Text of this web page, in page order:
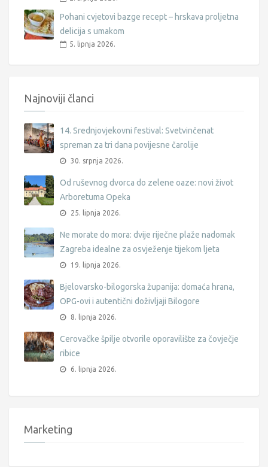
Pohani cvjetovi bazge recept – hrskava proljetna
delicija s umakom
5. lipnja 2026.
Najnoviji članci
14. Srednjovjekovni festival: Svetvinčenat
spreman za tri dana povijesne čarolije
30. srpnja 2026.
Od ruševnog dvorca do zelene oaze: novi život
Arboretuma Opeka
25. lipnja 2026.
Ne morate do mora: dvije riječne plaže nadomak
Zagreba idealne za osvježenje tijekom ljeta
19. lipnja 2026.
Bjelovarsko-bilogorska županija: domaća hrana,
OPG-ovi i autentični doživljaji Bilogore
8. lipnja 2026.
Cerovačke špilje otvorile oporavilište za čovječje
ribice
6. lipnja 2026.
Marketing